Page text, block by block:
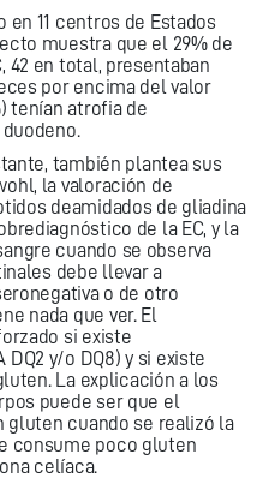
11 centros de Estados
muestra que el 29% de
42 en total, presentaban
por encima del valor
tenían atrofia de
también plantea sus
la valoración de
deamidados de gliadina
de la EC, y la
cuando se observa
debe llevar a
o de otro
nada que ver. El
si existe
y/o DQ8) y si existe
La explicación a los
puede ser que el
gluten cuando se realizó la
consume poco gluten
celíaca.